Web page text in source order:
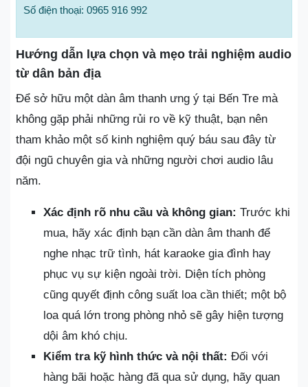
Số điện thoại: 0965 916 992
Hướng dẫn lựa chọn và mẹo trải nghiệm audio
từ dân bản địa
Để sở hữu một dàn âm thanh ưng ý tại Bến Tre mà
không gặp phải những rủi ro về kỹ thuật, bạn nên
tham khảo một số kinh nghiệm quý báu sau đây từ
đội ngũ chuyên gia và những người chơi audio lâu
năm.
Xác định rõ nhu cầu và không gian: Trước khi
mua, hãy xác định bạn cần dàn âm thanh để
nghe nhạc trữ tình, hát karaoke gia đình hay
phục vụ sự kiện ngoài trời. Diện tích phòng
cũng quyết định công suất loa cần thiết; một bộ
loa quá lớn trong phòng nhỏ sẽ gây hiện tượng
dội âm khó chịu.
Kiểm tra kỹ hình thức và nội thất: Đối với
hàng bãi hoặc hàng đã qua sử dụng, hãy quan